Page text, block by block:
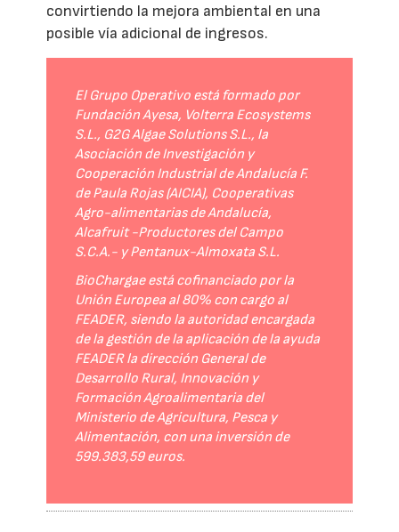
convirtiendo la mejora ambiental en una
posible vía adicional de ingresos.
El Grupo Operativo está formado por
Fundación Ayesa, Volterra Ecosystems
S.L., G2G Algae Solutions S.L., la
Asociación de Investigación y
Cooperación Industrial de Andalucía F.
de Paula Rojas (AICIA), Cooperativas
Agro-alimentarias de Andalucía,
Alcafruit -Productores del Campo
S.C.A.- y Pentanux-Almoxata S.L.
BioChargae está cofinanciado por la
Unión Europea al 80% con cargo al
FEADER, siendo la autoridad encargada
de la gestión de la aplicación de la ayuda
FEADER la dirección General de
Desarrollo Rural, Innovación y
Formación Agroalimentaria del
Ministerio de Agricultura, Pesca y
Alimentación, con una inversión de
599.383,59 euros.